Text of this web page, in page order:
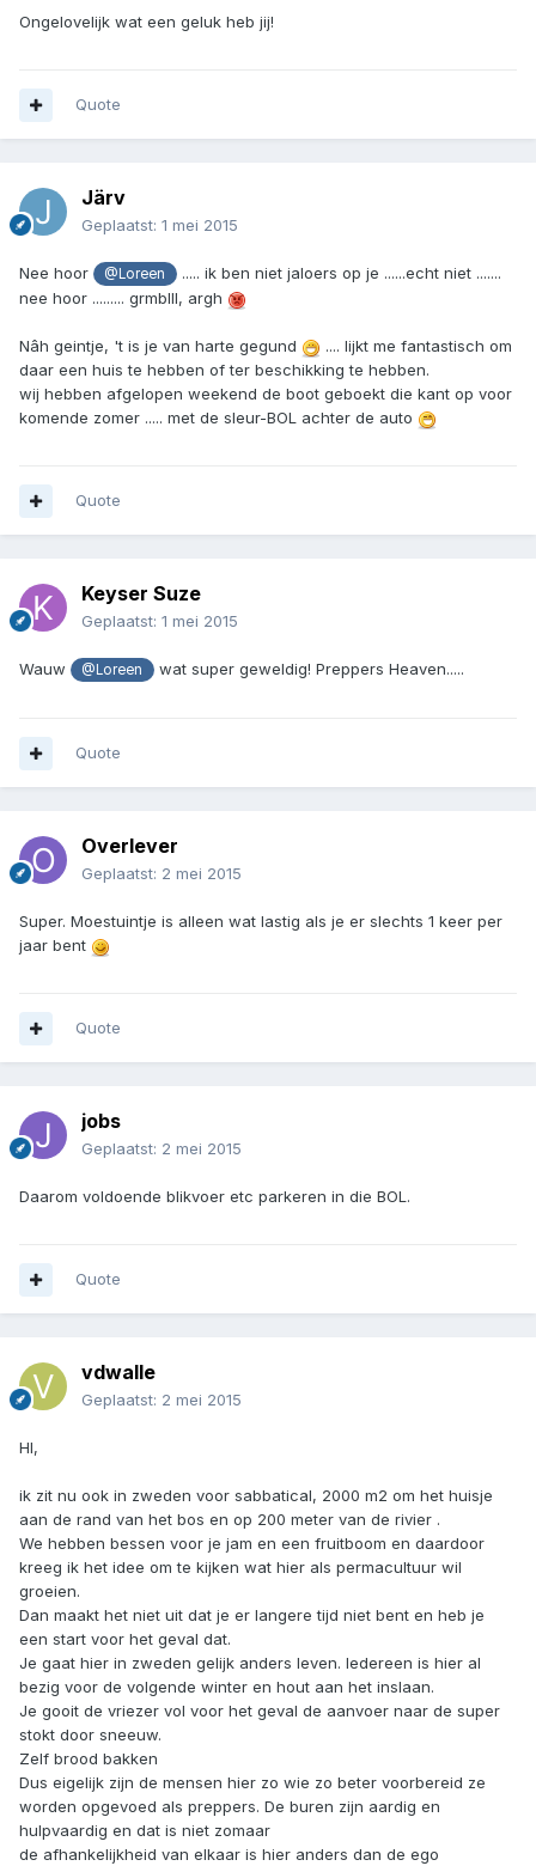
Ongelovelijk wat een geluk heb jij!
Quote
Järv
Geplaatst: 1 mei 2015
Nee hoor @Loreen
..... ik ben niet jaloers op je ......echt niet .......
nee hoor ......... grmblll, argh
Nâh geintje, 't is je van harte gegund
.... lijkt me fantastisch om
daar een huis te hebben of ter beschikking te hebben.
wij hebben afgelopen weekend de boot geboekt die kant op voor
komende zomer ..... met de sleur-BOL achter de auto
Quote
Keyser Suze
Geplaatst: 1 mei 2015
Wauw @Loreen wat super geweldig! Preppers Heaven.....
Quote
Overlever
Geplaatst: 2 mei 2015
Super. Moestuintje is alleen wat lastig als je er slechts 1 keer per
jaar bent
Quote
jobs
Geplaatst: 2 mei 2015
Daarom voldoende blikvoer etc parkeren in die BOL.
Quote
vdwalle
Geplaatst: 2 mei 2015
HI,
ik zit nu ook in zweden voor sabbatical, 2000 m2 om het huisje
aan de rand van het bos en op 200 meter van de rivier .
We hebben bessen voor je jam en een fruitboom en daardoor
kreeg ik het idee om te kijken wat hier als permacultuur wil
groeien.
Dan maakt het niet uit dat je er langere tijd niet bent en heb je
een start voor het geval dat.
Je gaat hier in zweden gelijk anders leven. Iedereen is hier al
bezig voor de volgende winter en hout aan het inslaan.
Je gooit de vriezer vol voor het geval de aanvoer naar de super
stokt door sneeuw.
Zelf brood bakken
Dus eigelijk zijn de mensen hier zo wie zo beter voorbereid ze
worden opgevoed als preppers. De buren zijn aardig en
hulpvaardig en dat is niet zomaar
de afhankelijkheid van elkaar is hier anders dan de ego